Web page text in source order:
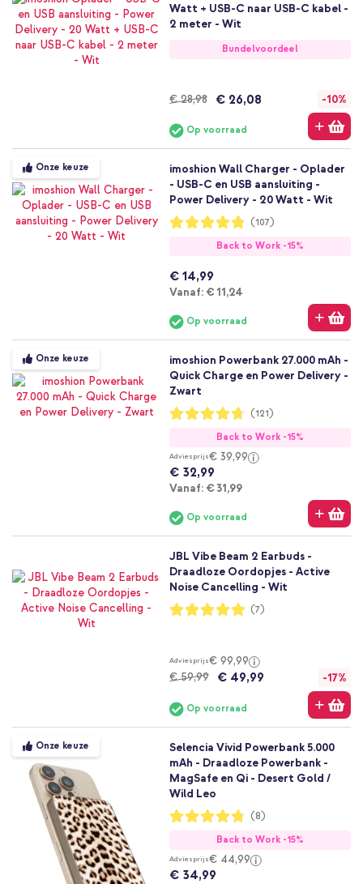
Bundelvoordeel
Watt + USB-C naar USB-C kabel -
2 meter - Wit
€ 28,98 € 26,08 -10%
Op voorraad
Onze keuze
Back to Work -15%
imoshion Wall Charger - Oplader
- USB-C en USB aansluiting -
Power Delivery - 20 Watt - Wit
Waardering:
96%
(107)
€ 14,99
Vanaf: Vanaf
€ 11,24
Op voorraad
Onze keuze
Back to Work -15%
imoshion Powerbank 27.000 mAh -
Quick Charge en Power Delivery -
Zwart
Waardering:
94%
(121)
Adviesprijs€ 39,99
€ 32,99
Vanaf: Vanaf
€ 31,99
Op voorraad
JBL Vibe Beam 2 Earbuds -
Draadloze Oordopjes - Active
Noise Cancelling - Wit
Waardering:
100%
(7)
Adviesprijs€ 99,99
€ 59,99
€ 49,99 -17%
Op voorraad
Onze keuze
Back to Work -15%
Selencia Vivid Powerbank 5.000
mAh - Draadloze Powerbank -
MagSafe en Qi - Desert Gold /
Wild Leo
Waardering:
95%
(8)
Adviesprijs€ 44,99
€ 34,99